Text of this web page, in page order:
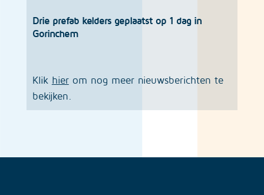
Drie prefab kelders geplaatst op 1 dag in
Gorinchem
Klik hierom nog meer nieuwsberichten te
bekijken.